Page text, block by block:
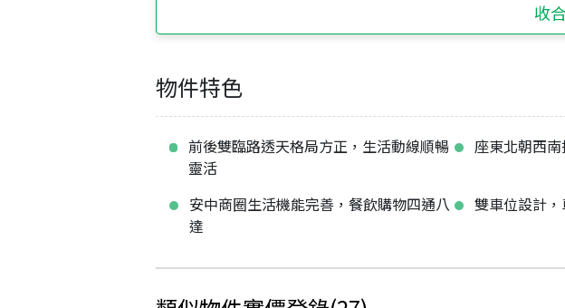
收
物件特色
前後雙臨路透天格局方正，生活動線順暢
靈活
座東北朝西
安中商圈生活機能完善，餐飲購物四通八
達
雙車位設計